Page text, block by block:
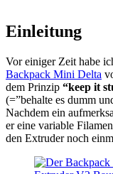
Einleitung
Vor einiger Zeit habe
Backpack Mini Delta
dem Prinzip “keep it
(=”behalte es dumm
Nachdem ein
er eine variable
den Extruder noch